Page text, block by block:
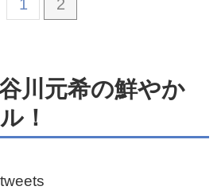
1 2
谷川元希の鮮やか
！